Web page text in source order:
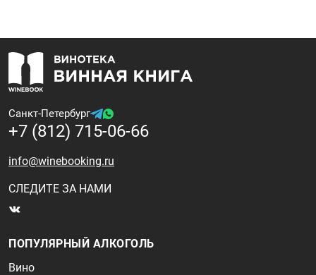
Санкт-Петербург
+7 (812) 715-06-66
info@winebooking.ru
СЛЕДИТЕ ЗА НАМИ
ПОПУЛЯРНЫЙ АЛКОГОЛЬ
Вино